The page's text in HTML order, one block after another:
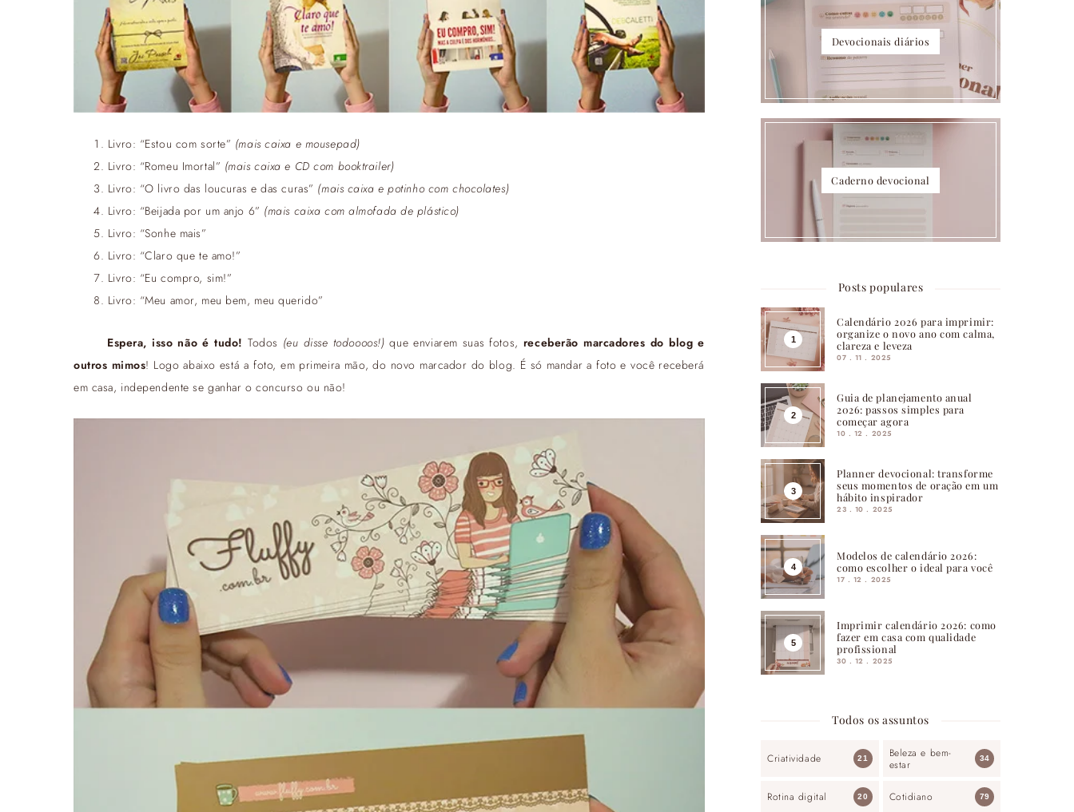
Livro: “Estou com sorte” (mais caixa e mousepad)
Livro: “Romeu Imortal” (mais caixa e CD com booktrailer)
Livro: “O livro das loucuras e das curas” (mais caixa e potinho com chocolates)
Livro: “Beijada por um anjo 6” (mais caixa com almofada de plástico)
Livro: “Sonhe mais”
Livro: “Claro que te amo!”
Livro: “Eu compro, sim!”
Livro: “Meu amor, meu bem, meu querido”
Espera, isso não é tudo! Todos (eu disse todoooos!) que enviarem suas fotos, receberão marcadores do blog e
outros mimos! Logo abaixo está a foto, em primeira mão, do novo marcador do blog. É só mandar a foto e você receberá
em casa, independente se ganhar o concurso ou não!
Devocionais diários
Caderno devocional
Posts populares
Calendário 2026 para imprimir:
organize o novo ano com calma,
clareza e leveza
07 . 11 . 2025
Guia de planejamento anual
2026: passos simples para
começar agora
10 . 12 . 2025
Planner devocional: transforme
seus momentos de oração em um
hábito inspirador
23 . 10 . 2025
Modelos de calendário 2026:
como escolher o ideal para você
17 . 12 . 2025
Imprimir calendário 2026: como
fazer em casa com qualidade
profissional
30 . 12 . 2025
Todos os assuntos
Criatividade 21
Beleza e bem-
estar
34
Rotina digital 20 Cotidiano 79